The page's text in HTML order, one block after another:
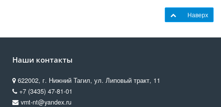
Наверх
Наши контакты
622002, г. Нижний Тагил, ул. Липовый тракт, 11
+7 (3435) 47-81-01
vmt-nt@yandex.ru